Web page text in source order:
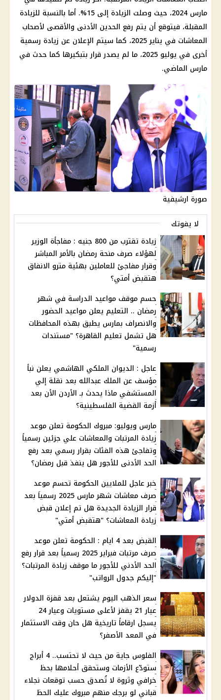
مارس 2024، حيث وصلت الزيادة إلى 15%. أما بالنسبة للزيادة
المقبلة، فيتوقع أن يتم رفع الحدين الأدنى والأقصى لأصحاب
المعاشات في يناير 2025، كما سيتم الإعلان عن زيادة رسمية
أخرى في يوليو 2025، ما لم يصدر قرار بتبكيرها كما حدث في
مارس الماضي.
صورة ارشيفية
لا يفوتك
زيادة تقترب من 800 جنيه : مفاجأة الوزير
لهؤلاء صرف منحة رمضان بالأمر المباشر
وقرار مفاجئ للعاملين بهئية مترو الانفاق
هتقبض أمتي؟
حسم موقف مواعيد الدراسة في شهر
رمضان .. التعليم يعلن مواعيد الحضور
والانصراف بمارس يطبق بهذه المحافظات
هل تشمل تعليم القاهرة؟ "مستندات
رسمية"
عاجل : الديوان الملكي الهاشمي يعلن نبأ
مؤسف عن الملك عبدالله بعد نقلة إلي
المستشفي ماذا يحدث بـ الأردن الأن بعد
أزمة القضية الفلسطينية؟
مارس ويوليو: مبروك الحكومة تعلن موعد
زيادة المرتبات والمعاشات علي جزئين رسمياً
وتفاجئ هذه الفئات بقرار رسمي بعد رفع
الحد الأدنى للأجور هل ينفذ قبل رمضان؟
خبر عاجل للملايين الحكومة تحسم موعد
صرف معاشات شهر مارس 2025 رسمياَ بعد
قرار الزيادة الجديدة هل تم إعلان قبض
زيادة المعاشات؟ "هتقبض أمتي"
القبض بعد 4 ايام : الحكومة تعلن موعد
صرف مرتبات فبراير 2025 رسمياً بعد قرار رفع
الحد الأدني للأجور ما موقف زيادة المرتبات؟
"إليكم جدول الرواتب"
سعر الذهب اليوم يشتعل بعد قفزة الدولار
عيار 21 يقفز لأعلى مستويات وعيار 24
يسجل ارقاماً تاريخية هل حان وقت الاستثمار
في المعد الأصفر؟
الفلوس جاية من حيث لا تحتسب.. 4 أبراج
ستودّع الأزمات وستحقق أحلامها بحظ
خرافي وثروة لا تُصدق حسب توقعات نجلاء
قباني لو برجك منهم مبروك عليك الحظ